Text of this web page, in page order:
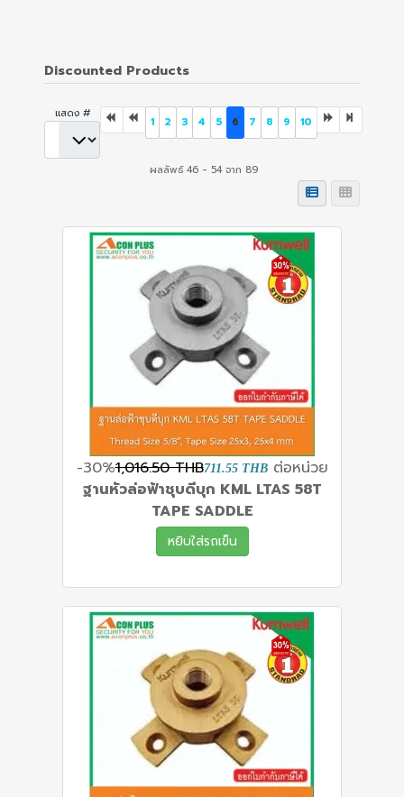
Discounted Products
แสดง #
1 2 3 4 5 6 7 8 9 10
ผลลัพธ์ 46 - 54 จาก 89
-30%1,016.50 THB711.55 THB ต่อหน่วย
ฐานหัวล่อฟ้าชุบดีบุก KML LTAS 58T
TAPE SADDLE
หยิบใส่รถเข็น